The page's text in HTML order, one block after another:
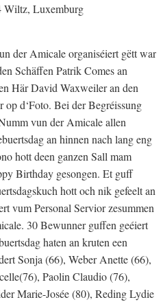
Wiltz, Luxemburg
der Amicale organiséiert gëtt war
Schäffen Patrik Comes an
Här David Waxweiler an den
d‘Foto. Bei der Begréissung
vun der Amicale allen
an hinnen nach lang eng
hott deen ganzen Sall mam
Birthday gesongen. Et guff
hott och nik gefeelt an
vum Personal Servior zesummen
30 Bewunner guffen geéiert
haten an kruten een
Sonja (66), Weber Anette (66),
Paolin Claudio (76),
Marie-Josée (80), Reding Lydie